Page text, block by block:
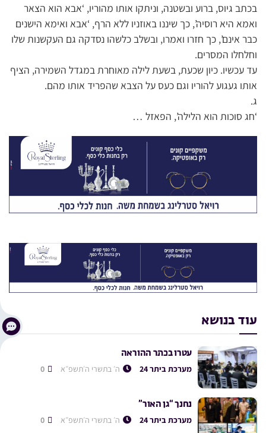
בכתב גיוס, ברוע ובשטנה, וניתקו אותו מהוריו, ‘אבא הוא הצאר
ואמא היא רוסיה’, כך שיננו באוזניו ללא הרף, ‘אבא ואימא הישנים
כבר אינם’, כך חזרו ואמרו, ובשלב כלשהו נסדקה גם העקשנות שלו
וחלחלו המסרים.
עד עכשיו. כיון שכעת, בשעת לילה מאוחרת במגדל השמירה, הציף
אותו געגוע להוריו וגם כעס על הצבא שהפריד אותו מהם.
ג.
‘חג סוכות הוא הלילה’, הפאזל …
עוד בנושא
עטרו בכתר ההוראה
מערכת ביתר 24 ה׳ בתשרי ה׳תשפ״א
נחנך “גן האור”
מערכת ביתר 24 ה׳ בתשרי ה׳תשפ״א